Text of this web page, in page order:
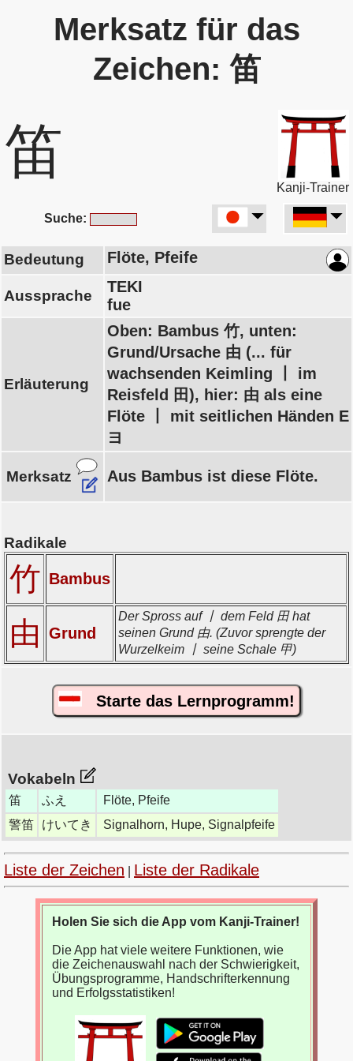
Merksatz für das
Zeichen: 笛
笛
Kanji-Trainer
Suche:
Bedeutung Flöte, Pfeife
Aussprache
TEKI
fue
Erläuterung
Oben: Bambus 竹, unten:
Grund/Ursache 由 (... für
wachsenden Keimling 丨 im
Reisfeld 田), hier: 由 als eine
Flöte 丨 mit seitlichen Händen E
ヨ
Merksatz Aus Bambus ist diese Flöte.
Radikale
竹 Bambus
由 Grund
Der Spross auf 丨 dem Feld 田 hat
seinen Grund 由. (Zuvor sprengte der
Wurzelkeim 丨 seine Schale 甲)
Starte das Lernprogramm!
Vokabeln
笛 ふえ
Flöte, Pfeife
警笛
けいてき Signalhorn, Hupe, Signalpfeife
Liste der Zeichen Liste der Radikale
Holen Sie sich die App vom Kanji-Trainer!
Die App hat viele weitere Funktionen, wie
die Zeichenauswahl nach der Schwierigkeit,
Übungsprogramme, Handschrifterkennung
und Erfolgsstatistiken!